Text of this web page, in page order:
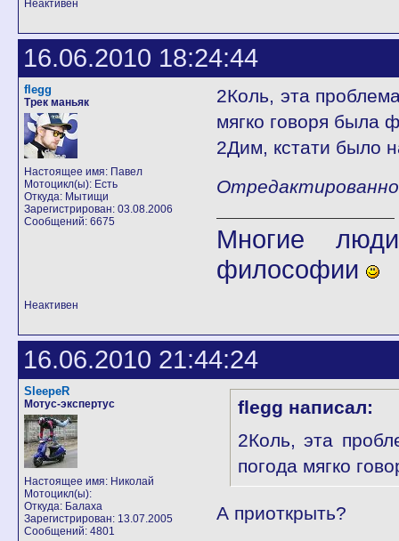
Неактивен
16.06.2010 18:24:44
flegg
Трек маньяк
Настоящее имя: Павел
Мотоцикл(ы): Есть
Откуда: Мытищи
Зарегистрирован: 03.08.2006
Сообщений: 6675
2Коль, эта
мягко говоря была
2Дим, кстати было
Многие
философии
Неактивен
16.06.2010 21:44:24
SleepeR
Мотус-экспертус
Настоящее имя: Николай
Мотоцикл(ы):
Откуда: Балаха
Зарегистрирован: 13.07.2005
Сообщений: 4801
flegg написал:
2Коль, эта
погода мягко
А приоткрыть?